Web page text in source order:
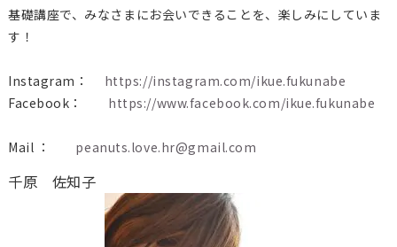
基礎講座で、みなさまにお会いできることを、楽しみにしていま
す！
Instagram： https://instagram.com/ikue.fukunabe
Facebook： https://www.facebook.com/ikue.fukunabe
Mail ： peanuts.love.hr@gmail.com
千原 佐知子